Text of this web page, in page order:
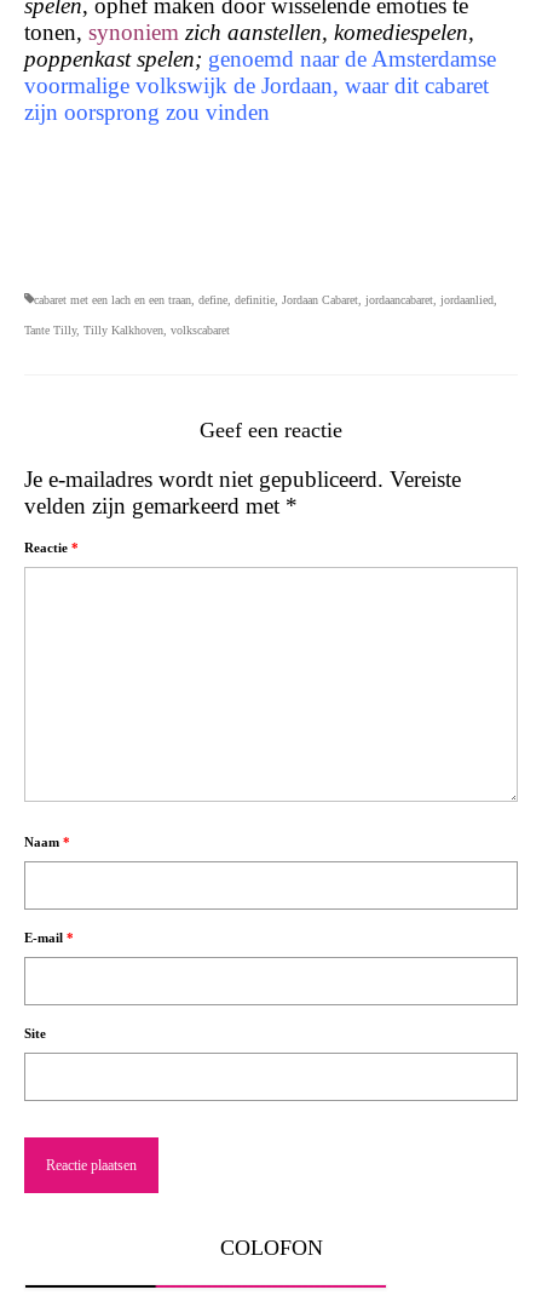
spelen, ophef maken door wisselende emoties te
tonen, synoniem zich aanstellen, komediespelen,
poppenkast spelen; ge­noemd naar de Am­ster­dam­se
voor­ma­li­ge volks­wijk de Jor­daan, waar dit cabaret
zijn oorsprong zou vinden
cabaret met een lach en een traan define definitie Jordaan Cabaret jordaancabaret jordaanlied
Tante Tilly, Tilly Kalkhoven volkscabaret
Geef een reactie
Je e-mailadres wordt niet gepubliceerd. Vereiste
velden zijn gemarkeerd met *
Reactie *
Naam *
E-mail *
Site
COLOFON